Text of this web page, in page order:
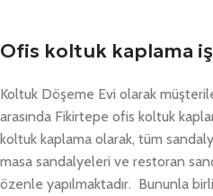
Ofis koltuk kaplama
Koltuk Döşeme Evi olarak
arasında Fikirtepe ofis koltuk
koltuk kaplama olarak, tüm
masa sandalyeleri ve restoran
özenle yapılmaktadır. Bununla